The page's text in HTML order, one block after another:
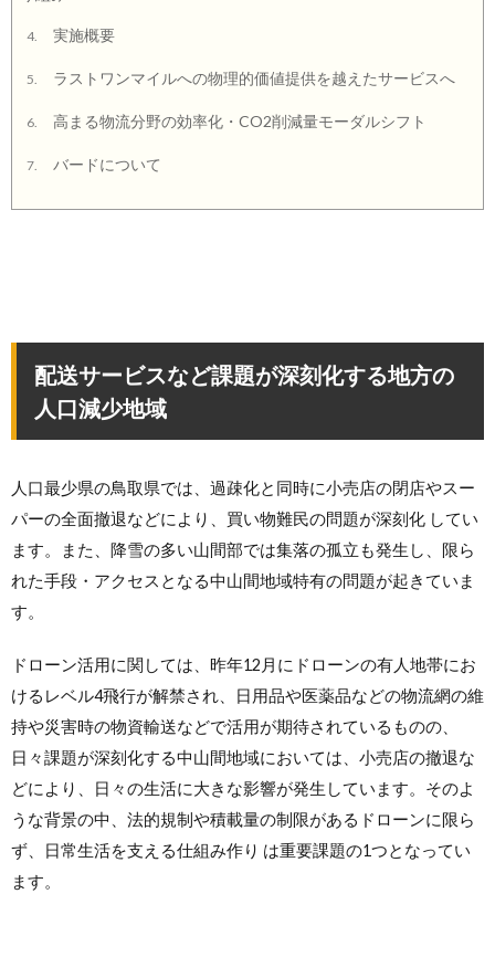
4. 実施概要
5. ラストワンマイルへの物理的価値提供を越えたサービスへ
6. 高まる物流分野の効率化・CO2削減量モーダルシフト
7. バードについて
配送サービスなど課題が深刻化する地方の
人口減少地域
人口最少県の鳥取県では、過疎化と同時に小売店の閉店やスー
パーの全面撤退などにより、買い物難民の問題が深刻化 してい
ます。また、降雪の多い山間部では集落の孤立も発生し、限ら
れた手段・アクセスとなる中山間地域特有の問題が起きていま
す。
ドローン活用に関しては、昨年12月にドローンの有人地帯にお
けるレベル4飛行が解禁され、日用品や医薬品などの物流網の維
持や災害時の物資輸送などで活用が期待されているものの、
日々課題が深刻化する中山間地域においては、小売店の撤退な
どにより、日々の生活に大きな影響が発生しています。そのよ
うな背景の中、法的規制や積載量の制限があるドローンに限ら
ず、日常生活を支える仕組み作り は重要課題の1つとなってい
ます。